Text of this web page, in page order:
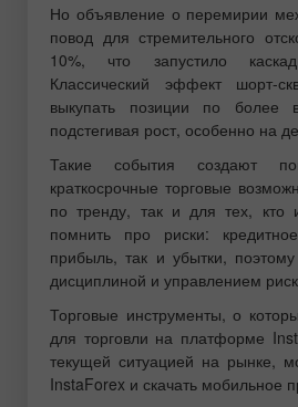
Но объявление о перемирии
повод для стремительного
10%, что запустило
Классический эффект шорт-
выкупать позиции по
подстегивая рост, особенно на
Такие события создают
краткосрочные торговые
по тренду, так и для тех, кто
помнить про риски:
прибыль, так и убытки,
дисциплиной и управлением
Торговые инструменты, о
для торговли на платформе
текущей ситуацией на рынке,
InstaForex и скачать мобильное